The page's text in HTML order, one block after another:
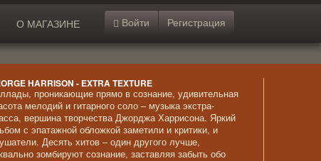
О МАГАЗИНЕ Войти Регистрация
HARRISON - EXTRA TEXTURE
проникающие прямо в сознание, удивительная
мелодий и гитарного соло – музыка экстра-
вершина творчества Джорджа Харрисона. Яркий
с эпатажной обложкой заметили и критики, и
Десять хитов – один другого лучше,
зомбируют сознание, заставляя забыть обо